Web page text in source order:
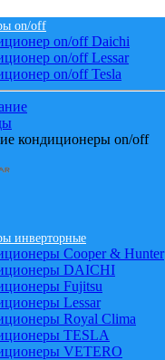
on/off
on/off Daichi
on/off Lessar
on/off Tesla
кондиционеры on/off
инверторные
Cooper & Hunter
DAICHI
Fujitsu
Lessar
Royal Clima
TESLA
VETERO